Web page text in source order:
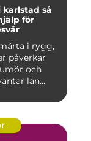
så
för
i rygg,
påverkar
och
län...